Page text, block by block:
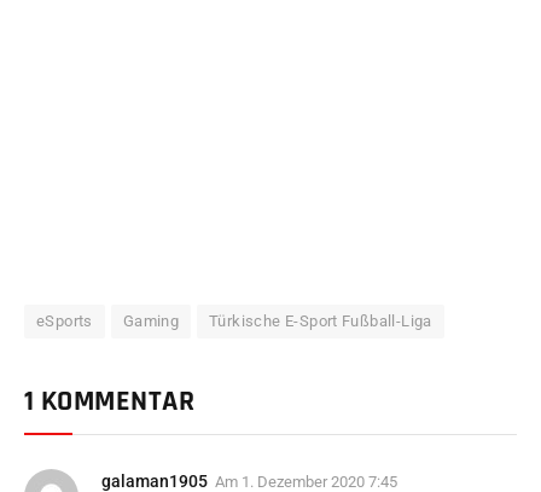
eSports Gaming Türkische E-Sport Fußball-Liga
1 KOMMENTAR
galaman1905 Am 1. Dezember 2020 7:45